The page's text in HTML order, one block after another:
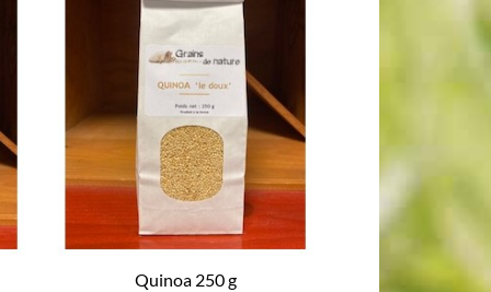
Quinoa 250 g